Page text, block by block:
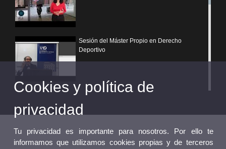
Sesión del Máster Propio en Derecho
Deportivo
¿Por qué elegir un postgrado propio de la
Universitat de València?
Cookies y política de
privacidad
Tu privacidad es importante para nosotros. Por ello te
informamos que utilizamos cookies propias y de terceros